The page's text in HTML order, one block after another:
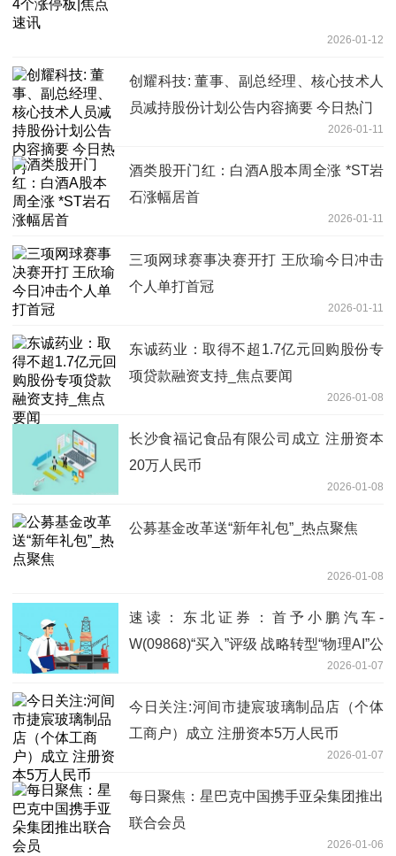
2026-01-12
创耀科技: 董事、副总经理、核心技术人
员减持股份计划公告内容摘要 今日热门
2026-01-11
酒类股开门红：白酒A股本周全涨 *ST岩
石涨幅居首
2026-01-11
三项网球赛事决赛开打 王欣瑜今日冲击
个人单打首冠
2026-01-11
东诚药业：取得不超1.7亿元回购股份专
项贷款融资支持_焦点要闻
2026-01-08
长沙食福记食品有限公司成立 注册资本
20万人民币
2026-01-08
公募基金改革送“新年礼包”_热点聚焦
2026-01-08
速读：东北证券：首予小鹏汽车-
W(09868)“买入”评级 战略转型“物理AI”公
2026-01-07
今日关注:河间市捷宸玻璃制品店（个体
工商户）成立 注册资本5万人民币
2026-01-07
每日聚焦：星巴克中国携手亚朵集团推出
联合会员
2026-01-06